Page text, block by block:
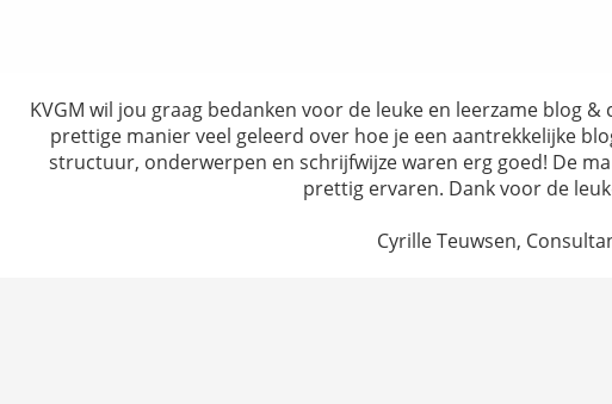
KVGM wil jou graag bedanken voor de leuke en leerzame blog
prettige manier veel geleerd over hoe je een aantrekkelijke
structuur, onderwerpen en schrijfwijze waren erg goed! De
prettig ervaren. Dank voor de
Cyrille Teuwsen,